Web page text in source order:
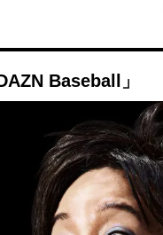
Baseball」